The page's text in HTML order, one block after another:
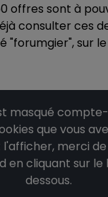
offres sont à
consulter ces
"forumgier", sur
masqué
que vous
l'afficher, merci
en cliquant sur le
dessous.